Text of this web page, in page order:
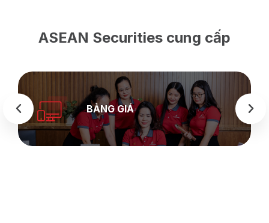
ASEAN Securities cung cấp
BẢNG GIÁ